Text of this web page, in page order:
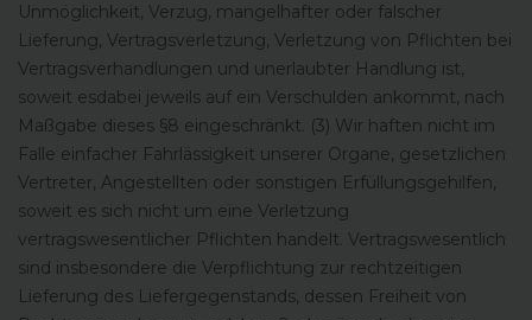
Unmöglichkeit, Verzug, mangelhafter oder falscher
Lieferung, Vertragsverletzung, Verletzung von Pflichten bei
Vertragsverhandlungen und unerlaubter Handlung ist,
soweit esdabei jeweils auf ein Verschulden ankommt, nach
Maßgabe dieses §8 eingeschränkt. (3) Wir haften nicht im
Falle einfacher Fahrlässigkeit unserer Organe, gesetzlichen
Vertreter, Angestellten oder sonstigen Erfüllungsgehilfen,
soweit es sich nicht um eine Verletzung
vertragswesentlicher Pflichten handelt. Vertragswesentlich
sind insbesondere die Verpflichtung zur rechtzeitigen
Lieferung des Liefergegenstands, dessen Freiheit von